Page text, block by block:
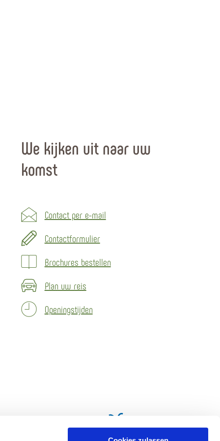
We kijken uit naar uw
komst
Contact per e-mail
Contactformulier
Brochures bestellen
Plan uw reis
Openingstijden